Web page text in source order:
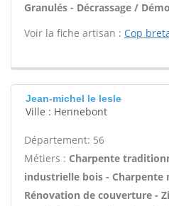
Granulés - Décrassage /
Voir la fiche artisan : Cop
Jean-michel le lesle
Ville : Hennebont
Département: 56
Métiers : Charpente
industrielle bois - Charpente
Rénovation de couverture -